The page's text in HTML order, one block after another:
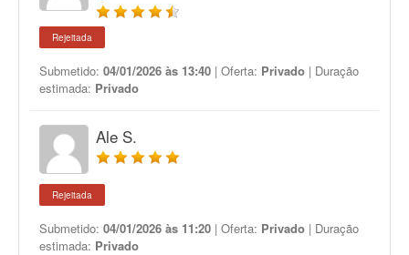
Rejeitada
Submetido: 04/01/2026 às 13:40 | Oferta: Privado | Duração
estimada: Privado
Ale S.
Rejeitada
Submetido: 04/01/2026 às 11:20 | Oferta: Privado | Duração
estimada: Privado